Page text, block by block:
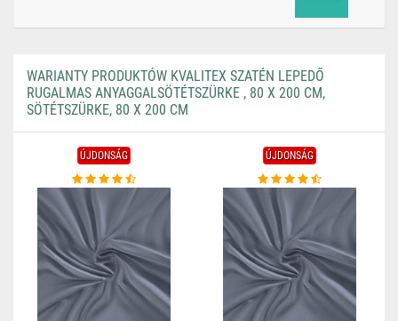
WARIANTY PRODUKTÓW KVALITEX SZATÉN LEPEDŐ
RUGALMAS ANYAGGALSÖTÉTSZÜRKE , 80 X 200 CM,
SÖTÉTSZÜRKE, 80 X 200 CM
ÚJDONSÁG ÚJDONSÁG